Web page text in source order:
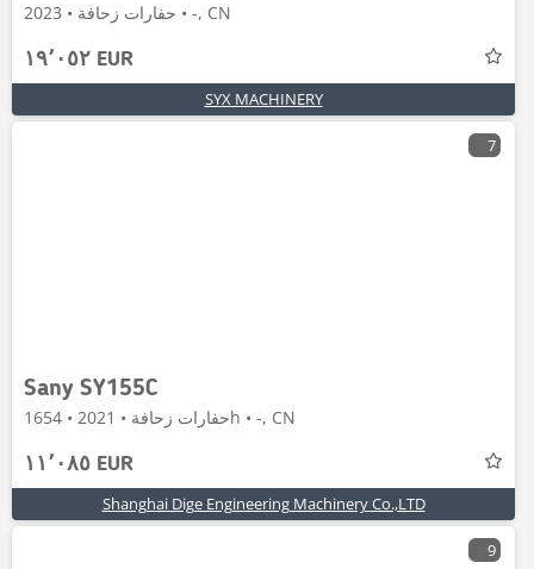
حفارات زحافة • 2023 • -, CN
١٩٬٠٥٢ EUR
SYX MACHINERY
7
Sany SY155C
حفارات زحافة • 2021 • 1654h • -, CN
١١٬٠٨٥ EUR
Shanghai Dige Engineering Machinery Co.,LTD
9